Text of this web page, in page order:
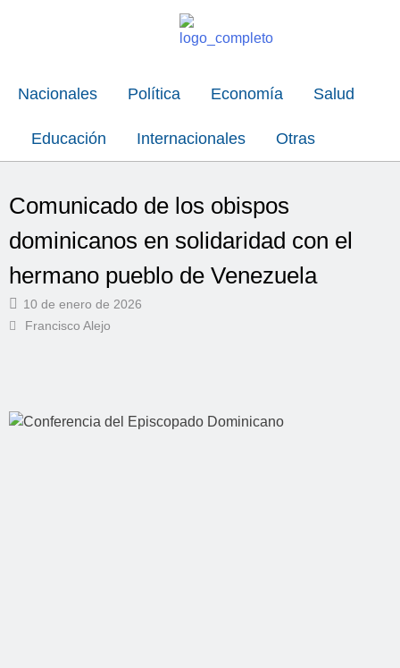
Nacionales Política Economía Salud
Educación Internacionales Otras
Comunicado de los obispos
dominicanos en solidaridad con el
hermano pueblo de Venezuela
10 de enero de 2026
Francisco Alejo